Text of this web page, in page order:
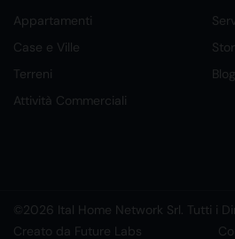
Appartamenti
Case e Ville
Terreni
Attività Commerciali
Blog
©2026 Ital Home Network Srl. Tutti i
Creato da Future Labs